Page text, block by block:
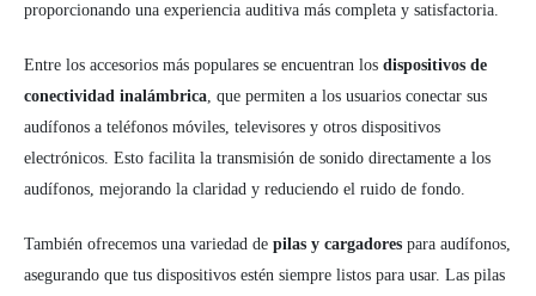
proporcionando una experiencia auditiva más completa y satisfactoria.
Entre los accesorios más populares se encuentran los dispositivos de
conectividad inalámbrica, que permiten a los usuarios conectar sus
audífonos a teléfonos móviles, televisores y otros dispositivos
electrónicos. Esto facilita la transmisión de sonido directamente a los
audífonos, mejorando la claridad y reduciendo el ruido de fondo.
También ofrecemos una variedad de pilas y cargadores para audífonos,
asegurando que tus dispositivos estén siempre listos para usar. Las pilas